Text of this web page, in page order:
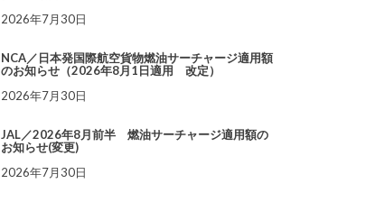
2026年7月30日
NCA／日本発国際航空貨物燃油サーチャージ適用額
のお知らせ（2026年8月1日適用 改定）
2026年7月30日
JAL／2026年8月前半 燃油サーチャージ適用額の
お知らせ(変更)
2026年7月30日